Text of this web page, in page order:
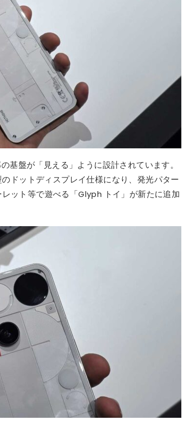
盤が「見える」ように設計されています。
ドットディスプレイ仕様になり、発光パター
ット等で遊べる「Glyph トイ」が新たに追加